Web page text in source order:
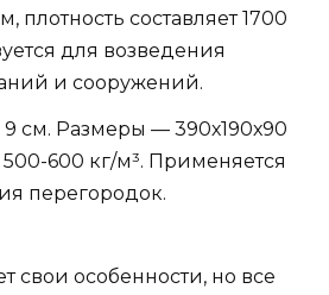
плотность составляет 1700
для возведения
и сооружений.
см. Размеры — 390х190х90
600 кг/м³. Применяется
перегородок.
свои особенности, но все